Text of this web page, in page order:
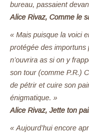
bureau, passaient
Alice Rivaz, Comme le
« Mais puisque la voici
protégée des importuns
n’ouvrira as si on y
son tour (comme P.R.)
de pétrir et cuire son
énigmatique. »
Alice Rivaz, Jette ton
« Aujourd’hui encore